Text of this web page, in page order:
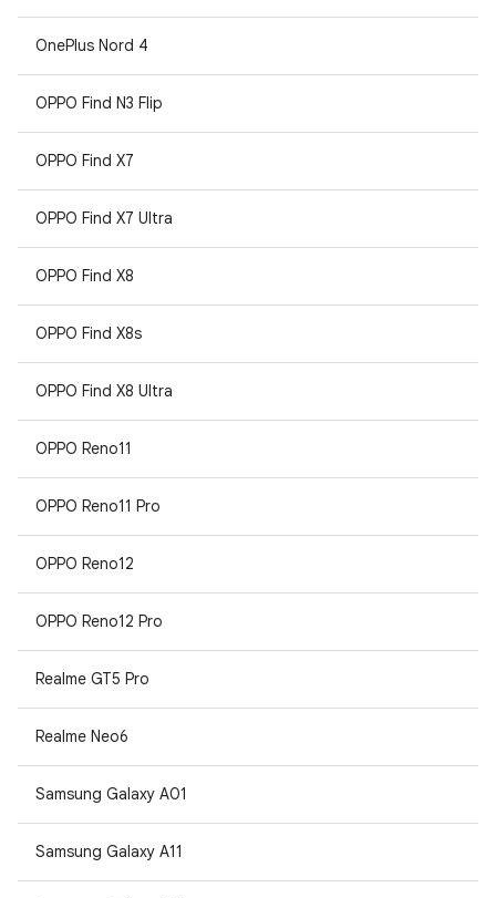
OnePlus Nord 4
OPPO Find N3 Flip
OPPO Find X7
OPPO Find X7 Ultra
OPPO Find X8
OPPO Find X8s
OPPO Find X8 Ultra
OPPO Reno11
OPPO Reno11 Pro
OPPO Reno12
OPPO Reno12 Pro
Realme GT5 Pro
Realme Neo6
Samsung Galaxy A01
Samsung Galaxy A11